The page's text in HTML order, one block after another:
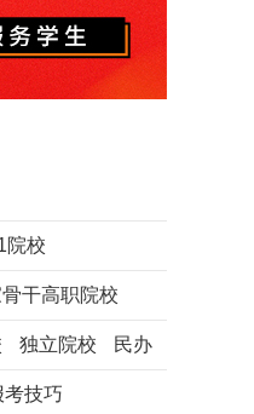
院校
骨干高职院校
独立院校 民办
考技巧